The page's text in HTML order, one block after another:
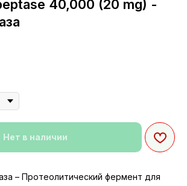
40,000 (20 mg) -
Нет в наличии
– Протеолитический фермент для